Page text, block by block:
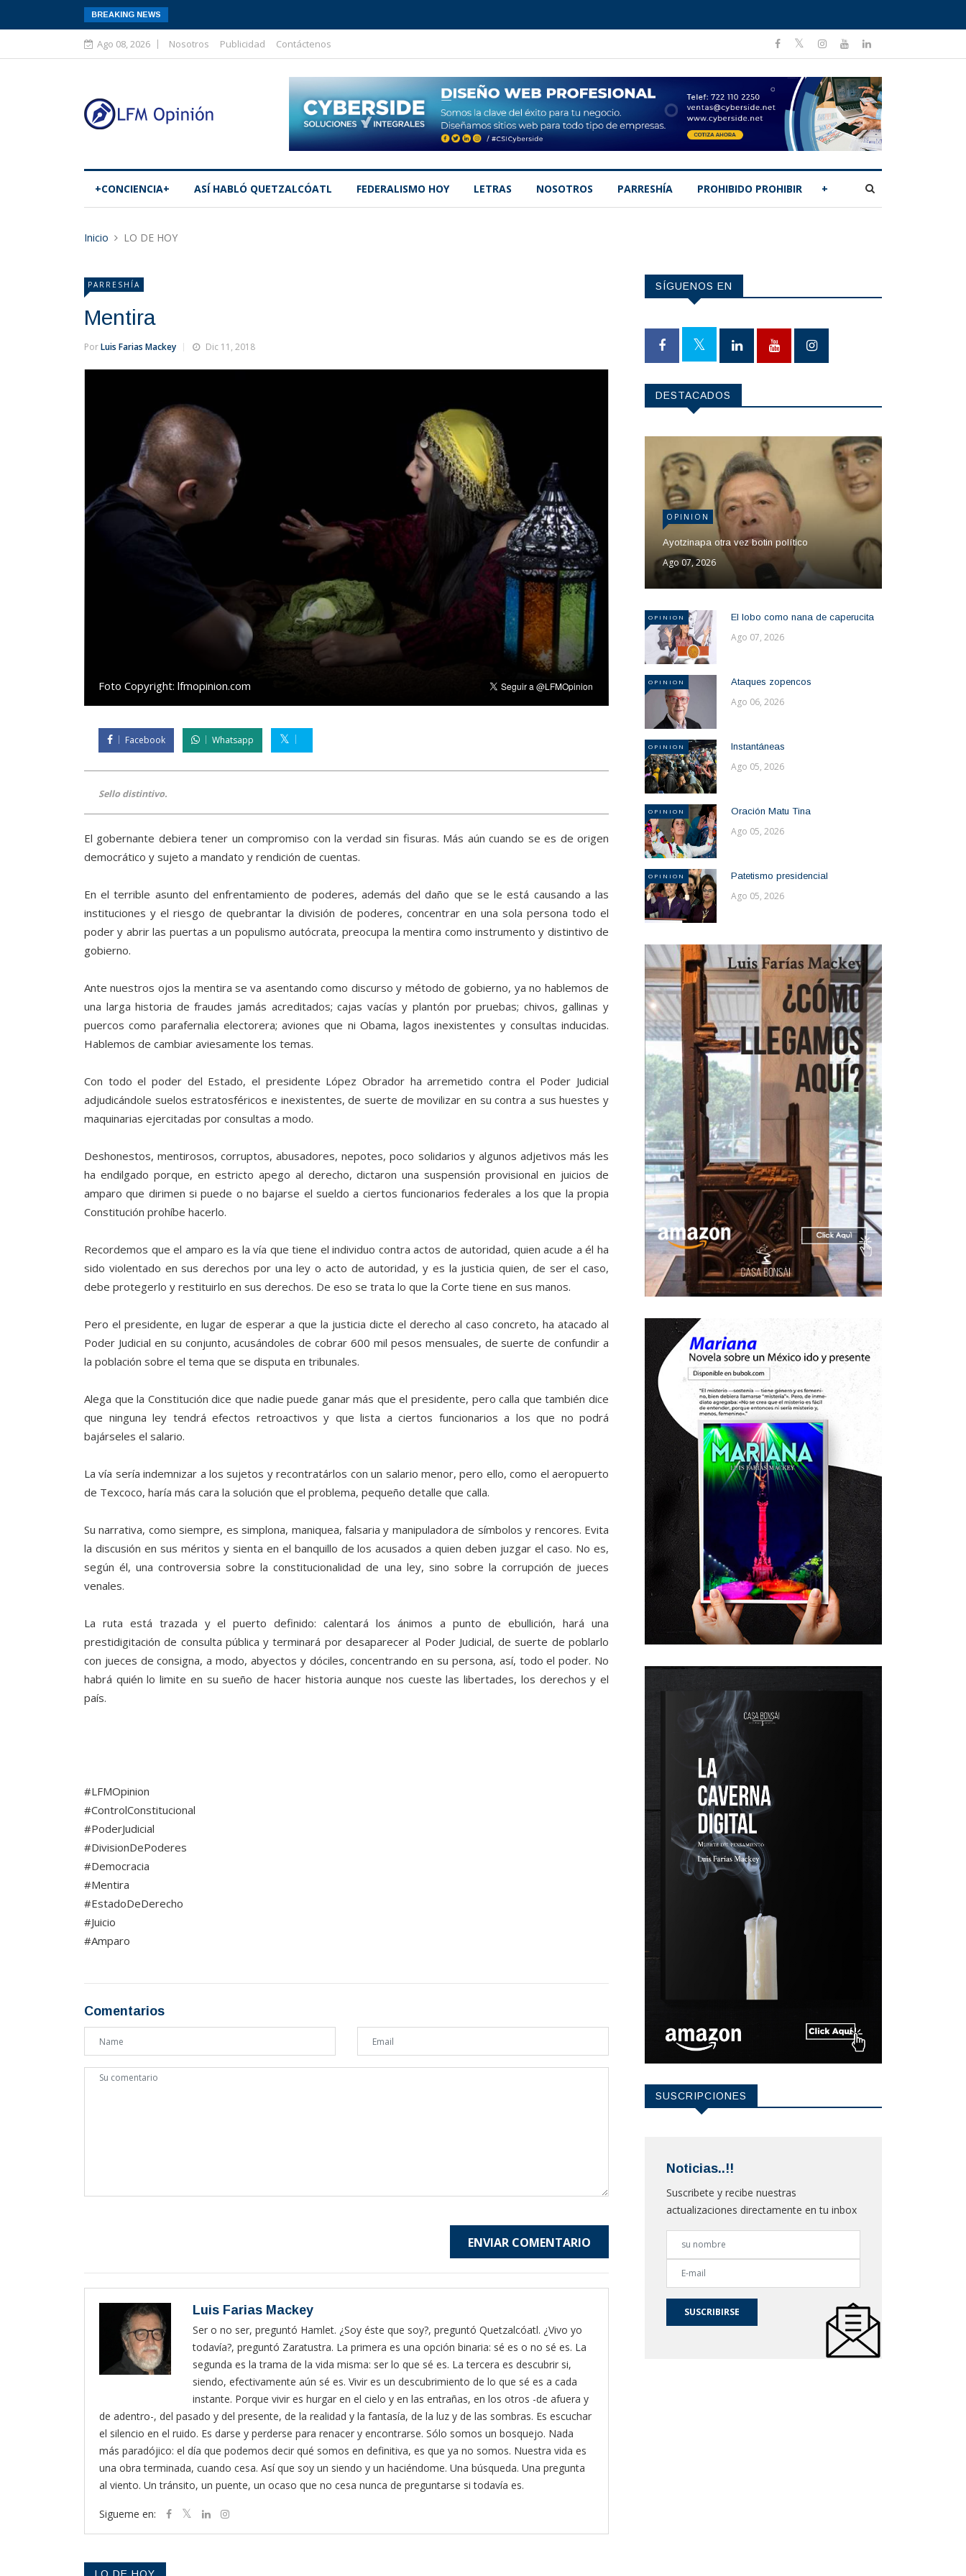
BREAKING NEWS
Ago 08, 2026 Nosotros Publicidad Contáctenos
+CONCIENCIA+ ASÍ­ HABLÓ QUETZALCÓATL FEDERALISMO HOY LETRAS NOSOTROS PARRESHÍA PROHIBIDO PROHIBIR +
Inicio LO DE HOY
PARRESHÍA
Mentira
PorLuis Farias Mackey Dic 11, 2018
Foto Copyright: lfmopinion.com
Facebook Whatsapp
Sello distintivo.
El gobernante debiera tener un compromiso con la verdad sin fisuras. Más aún cuando se es de origen
democrático y sujeto a mandato y rendición de cuentas.
En el terrible asunto del enfrentamiento de poderes, además del daño que se le está causando a las
instituciones y el riesgo de quebrantar la división de poderes, concentrar en una sola persona todo el
poder y abrir las puertas a un populismo autócrata, preocupa la mentira como instrumento y distintivo de
gobierno.
Ante nuestros ojos la mentira se va asentando como discurso y método de gobierno, ya no hablemos de
una larga historia de fraudes jamás acreditados; cajas vacías y plantón por pruebas; chivos, gallinas y
puercos como parafernalia electorera; aviones que ni Obama, lagos inexistentes y consultas inducidas.
Hablemos de cambiar aviesamente los temas.
Con todo el poder del Estado, el presidente López Obrador ha arremetido contra el Poder Judicial
adjudicándole suelos estratosféricos e inexistentes, de suerte de movilizar en su contra a sus huestes y
maquinarias ejercitadas por consultas a modo.
Deshonestos, mentirosos, corruptos, abusadores, nepotes, poco solidarios y algunos adjetivos más les
ha endilgado porque, en estricto apego al derecho, dictaron una suspensión provisional en juicios de
amparo que dirimen si puede o no bajarse el sueldo a ciertos funcionarios federales a los que la propia
Constitución prohíbe hacerlo.
Recordemos que el amparo es la vía que tiene el individuo contra actos de autoridad, quien acude a él ha
sido violentado en sus derechos por una ley o acto de autoridad, y es la justicia quien, de ser el caso,
debe protegerlo y restituirlo en sus derechos. De eso se trata lo que la Corte tiene en sus manos.
Pero el presidente, en lugar de esperar a que la justicia dicte el derecho al caso concreto, ha atacado al
Poder Judicial en su conjunto, acusándoles de cobrar 600 mil pesos mensuales, de suerte de confundir a
la población sobre el tema que se disputa en tribunales.
Alega que la Constitución dice que nadie puede ganar más que el presidente, pero calla que también dice
que ninguna ley tendrá efectos retroactivos y que lista a ciertos funcionarios a los que no podrá
bajárseles el salario.
La vía sería indemnizar a los sujetos y recontratárlos con un salario menor, pero ello, como el aeropuerto
de Texcoco, haría más cara la solución que el problema, pequeño detalle que calla.
Su narrativa, como siempre, es simplona, maniquea, falsaria y manipuladora de símbolos y rencores. Evita
la discusión en sus méritos y sienta en el banquillo de los acusados a quien deben juzgar el caso. No es,
según él, una controversia sobre la constitucionalidad de una ley, sino sobre la corrupción de jueces
venales.
La ruta está trazada y el puerto definido: calentará los ánimos a punto de ebullición, hará una
prestidigitación de consulta pública y terminará por desaparecer al Poder Judicial, de suerte de poblarlo
con jueces de consigna, a modo, abyectos y dóciles, concentrando en su persona, así, todo el poder. No
habrá quién lo limite en su sueño de hacer historia aunque nos cueste las libertades, los derechos y el
país.
#LFMOpinion
#ControlConstitucional
#PoderJudicial
#DivisionDePoderes
#Democracia
#Mentira
#EstadoDeDerecho
#Juicio
#Amparo
Comentarios
ENVIAR COMENTARIO
Luis Farias Mackey
Ser o no ser, preguntó Hamlet. ¿Soy éste que soy?, preguntó Quetzalcóatl. ¿Vivo yo
todavía?, preguntó Zaratustra. La primera es una opción binaria: sé es o no sé es. La
segunda es la trama de la vida misma: ser lo que sé es. La tercera es descubrir si,
siendo, efectivamente aún sé es. Vivir es un descubrimiento de lo que sé es a cada
instante. Porque vivir es hurgar en el cielo y en las entrañas, en los otros -de afuera y
de adentro-, del pasado y del presente, de la realidad y la fantasía, de la luz y de las sombras. Es escuchar
el silencio en el ruido. Es darse y perderse para renacer y encontrarse. Sólo somos un bosquejo. Nada
más paradójico: el día que podemos decir qué somos en definitiva, es que ya no somos. Nuestra vida es
una obra terminada, cuando cesa. Así que soy un siendo y un haciéndome. Una búsqueda. Una pregunta
al viento. Un tránsito, un puente, un ocaso que no cesa nunca de preguntarse si todavía es.
Sigueme en:
SÍGUENOS EN
DESTACADOS
OPINION
Ayotzinapa otra vez botin político
Ago 07, 2026
OPINION El lobo como nana de caperucita
Ago 07, 2026
OPINION Ataques zopencos
Ago 06, 2026
OPINION Instantáneas
Ago 05, 2026
OPINION Oración Matu Tina
Ago 05, 2026
OPINION Patetismo presidencial
Ago 05, 2026
SUSCRIPCIONES
Noticias..!!
Suscribete y recibe nuestras
actualizaciones directamente en tu inbox
SUSCRIBIRSE